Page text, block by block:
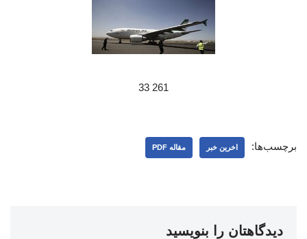
261 33
برچسب‌ها: اخرین خبر مقاله PDF
دیدگاهتان را بنویسید